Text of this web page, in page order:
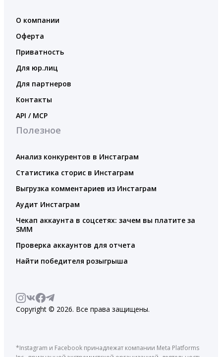
О компании
Оферта
Приватность
Для юр.лиц
Для партнеров
Контакты
API / MCP
Полезное
Анализ конкурентов в Инстаграм
Статистика сторис в Инстаграм
Выгрузка комментариев из Инстаграм
Аудит Инстаграм
Чекап аккаунта в соцсетях: зачем вы платите за
SMM
Проверка аккаунтов для отчета
Найти победителя розыгрыша
Copyright © 2026. Все права защищены.
*Instagram и Facebook принадлежат компании Meta Platforms